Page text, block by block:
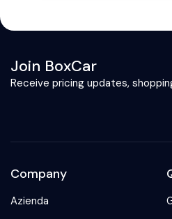
Join BoxCar
Receive pricing updates,
Company
Azienda